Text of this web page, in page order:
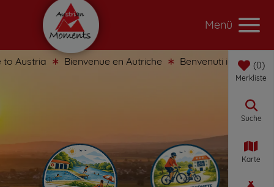
Menü
Bienvenue en Autriche Benvenuti in Austria 0
Merkliste
Suche
Karte